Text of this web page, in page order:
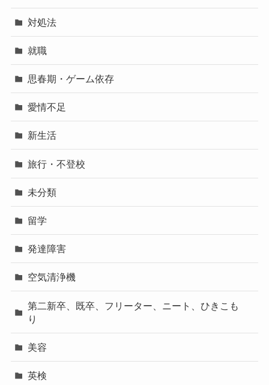
対処法
就職
思春期・ゲーム依存
愛情不足
新生活
旅行・不登校
未分類
留学
発達障害
空気清浄機
第二新卒、既卒、フリーター、ニート、ひきこも
り
美容
英検